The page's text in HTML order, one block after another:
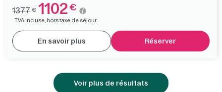
1377 € 1102 €
TVA incluse, hors taxe de séjour.
En savoir plus Réserver
Voir plus de résultats